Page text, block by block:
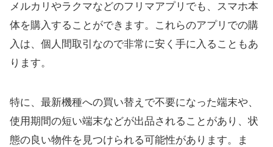
メルカリやラクマなどのフリマアプリでも、スマホ本
体を購入することができます。これらのアプリでの購
入は、個人間取引なので非常に安く手に入ることもあ
ります。
特に、最新機種への買い替えで不要になった端末や、
使用期間の短い端末などが出品されることがあり、状
態の良い物件を見つけられる可能性があります。ま